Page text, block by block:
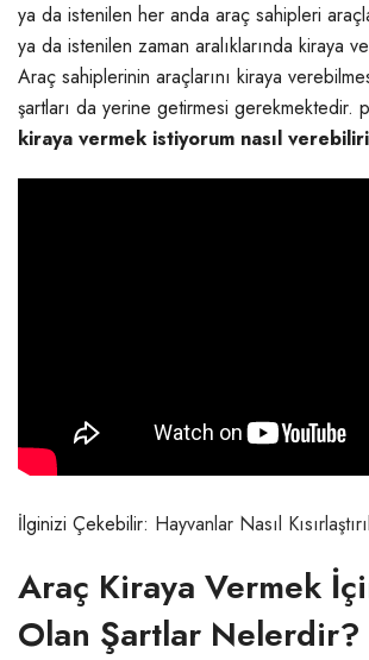
ya da istenilen her anda araç sahipleri
ya da istenilen zaman aralıklarında kiraya
Araç sahiplerinin araçlarını kiraya
şartları da yerine getirmesi gerekmektedir.
kiraya vermek istiyorum nasıl
İlginizi Çekebilir: Hayvanlar Nasıl
Araç Kiraya Vermek
Olan Şartlar Nelerdir?